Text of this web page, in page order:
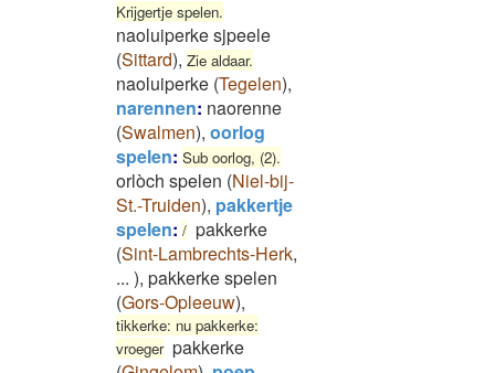
Krijgertje spelen.
naoluiperke sjpeele
(Sittard), Zie aldaar.
naoluiperke (Tegelen),
narennen: naorenne
(Swalmen), oorlog
spelen: Sub oorlog, (2).
orlòch spelen (Niel-bij-
St.-Truiden), pakkertje
spelen: / pakkerke
(Sint-Lambrechts-Herk,
... ), pakkerke spelen
(Gors-Opleeuw),
tikkerke: nu pakkerke:
vroeger pakkerke